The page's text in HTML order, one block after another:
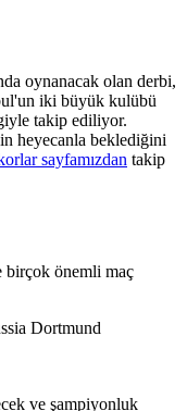
oynanacak olan derbi,
iki büyük kulübü
takip ediliyor.
heyecanla beklediğini
sayfamızdan takip
birçok önemli maç
Dortmund
ve şampiyonluk